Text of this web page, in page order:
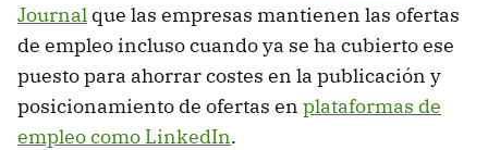
Journal que las empresas mantienen las ofertas
de empleo incluso cuando ya se ha cubierto ese
puesto para ahorrar costes en la publicación y
posicionamiento de ofertas en plataformas de
empleo como LinkedIn.